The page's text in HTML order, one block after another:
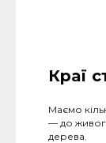
Краї
Маємо
— до
дерева.